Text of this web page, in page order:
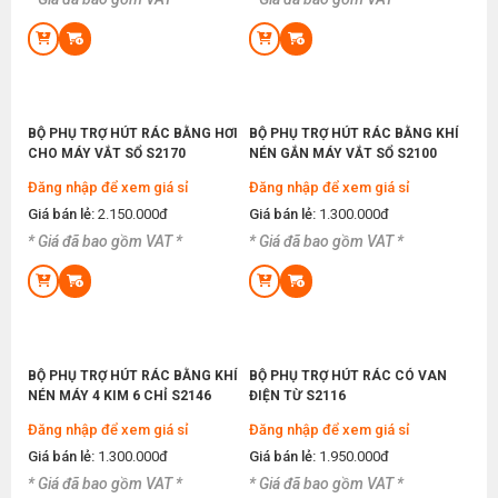
Thứ bảy, 16/05/2026
Mở Xưởng May Nhỏ Nên Mua Máy May Cũ Hay
Mới Để Tiết Kiệm Vốn ?
Máy Dò Kim Loại Trong Ngành May Là Gì ?
Hướng Dẫn Sử Dụng Từ A Tới Z
Thứ ba, 05/05/2026
Thứ ba, 28/04/2026
Không ? Chuyên Gia Giải Đáp Chi Tiết
Thứ sáu, 24/04/2026
Chân Vịt Máy May Là Gì ? Phân Loại Và Cách Sử
CÔNG SUẤT 190W
Đăng nhập để xem giá sỉ
MÁY CẮT VẢI PIN CẦM TAY MINI YJ-C50
Giá bán lẻ:
1.700.000đ
MÁY MAY BAO CẦM TAY 1 KIM 2 CHỈ KACHI
TRUNG QUỐC
Giá bán lẻ:
2.950.000đ
BỘ PHỤ TRỢ HÚT RÁC BẰNG HƠI
CHO MÁY VẮT SỔ S2170
Đăng nhập để xem giá sỉ
Giá bán lẻ: 2.150.000đ
* Giá đã bao gồm VAT *
BỘ PHỤ TRỢ HÚT RÁC BẰNG KHÍ
NÉN GẮN MÁY VẮT SỔ S2100
Đăng nhập để xem giá sỉ
Giá bán lẻ: 1.300.000đ
* Giá đã bao gồm VAT *
BỘ PHỤ TRỢ HÚT RÁC BẰNG KHÍ
NÉN MÁY 4 KIM 6 CHỈ S2146
Đăng nhập để xem giá sỉ
Giá bán lẻ: 1.300.000đ
* Giá đã bao gồm VAT *
BỘ PHỤ TRỢ HÚT RÁC CÓ VAN
ĐIỆN TỪ S2116
Đăng nhập để xem giá sỉ
Giá bán lẻ: 1.950.000đ
* Giá đã bao gồm VAT *